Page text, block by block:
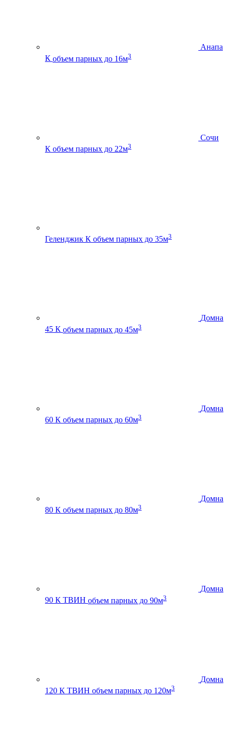
Анапа
К объем парных до 16м3
Сочи
К объем парных до 22м3
Геленджик К объем парных до 35м3
Домна
45 К объем парных до 45м3
Домна
60 К объем парных до 60м3
Домна
80 К объем парных до 80м3
Домна
90 К ТВИН объем парных до 90м3
Домна
120 К ТВИН объем парных до 120м3